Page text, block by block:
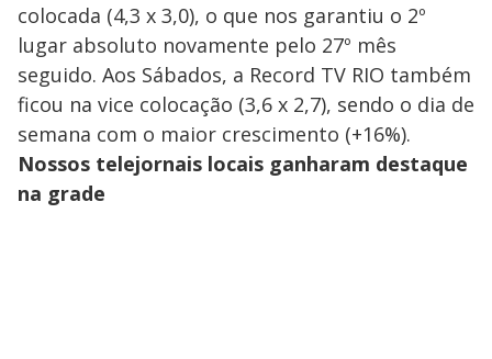
colocada (4,3 x 3,0), o que nos garantiu o 2º
lugar absoluto novamente pelo 27º mês
seguido. Aos Sábados, a Record TV RIO também
ficou na vice colocação (3,6 x 2,7), sendo o dia de
semana com o maior crescimento (+16%).
Nossos telejornais locais ganharam destaque
na grade